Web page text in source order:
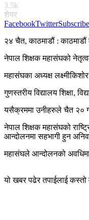
3.5k
शेयर
FacebookTwitterSubscribe
२४ चैत, काठमाडौं :
नेपाल शिक्षक महासंघको
महासंघका अध्यक्ष
गुणस्तरीय विद्यालय शिक्षा,
यसैक्रममा उनीहरुले चैत २०
नेपाल शिक्षक महासंघको
आन्दोलनमा सहभागी हुन
महासंघले आन्दोलनको
यो खबर पढेर तपाईलाई